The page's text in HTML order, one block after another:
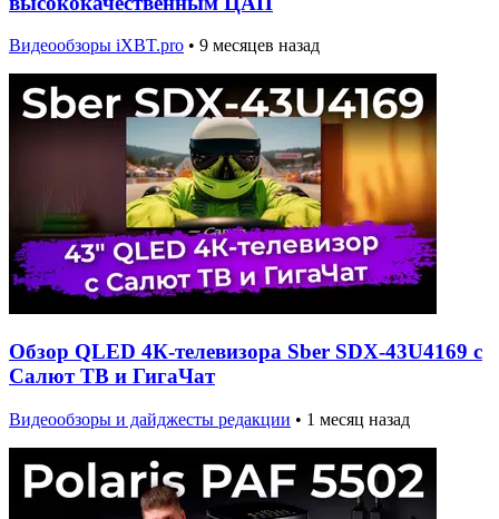
Видеообзоры iXBT.pro • 9 месяцев назад
Обзор QLED 4К-телевизора Sber SDX-43U4169 с
Салют ТВ и ГигаЧат
Видеообзоры и дайджесты редакции • 1 месяц назад